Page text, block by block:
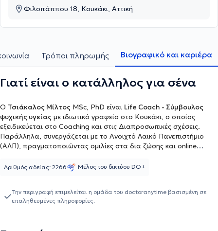
Φιλοπάππου 18, Κουκάκι, Αττική
Τρόποι πληρωμής Βιογραφικό και καριέρα
Γιατί είναι ο κατάλληλος για σένα
Ο Τσιάκαλος Μίλτος MSc, PhD είναι Life Coach - Σύμβουλος
ψυχικής υγείας με ιδιωτικό γραφείο στο Κουκάκι, ο οποίος
εξειδικεύεται στο Coaching και στις Διαπροσωπικές σχέσεις.
Παράλληλα, συνεργάζεται με το Ανοιχτό Λαϊκό Πανεπιστήμιο
(ΑΛΠ), πραγματοποιώντας ομιλίες στα δια ζώσης και online
του Aegean College. Έχει ολοκληρώσει το τριετές πρόγραμμα
"Diploma in Personal και Executive Coaching", αναγνωρισμένο
πρόγραμμα σπουδών από την Association for Coaching και τον
Αριθμός αδείας: 2266 Μέλος του δικτύου DO+
Την περιγραφή επιμελείται η ομάδα του doctoranytime βασισμένη σε
επαληθευμένες πληροφορίες.